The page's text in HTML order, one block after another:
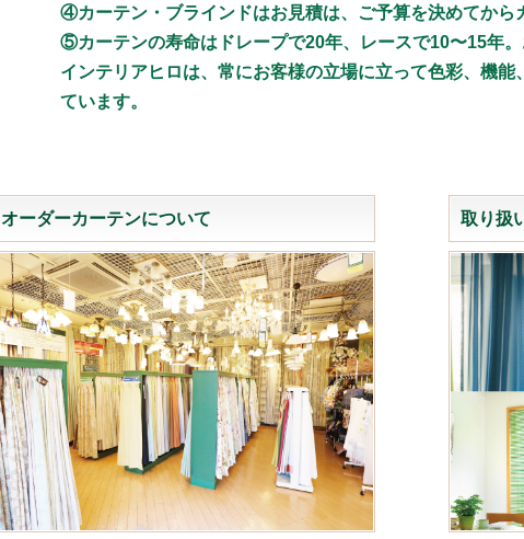
④カーテン・ブラインドはお見積は、ご予算を決めてから
⑤カーテンの寿命はドレープで20年、レースで10〜15年。
インテリアヒロは、常にお客様の立場に立って色彩、機
ています。
オーダーカーテンについて 取り扱